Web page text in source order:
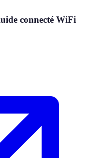
connecté WiFi